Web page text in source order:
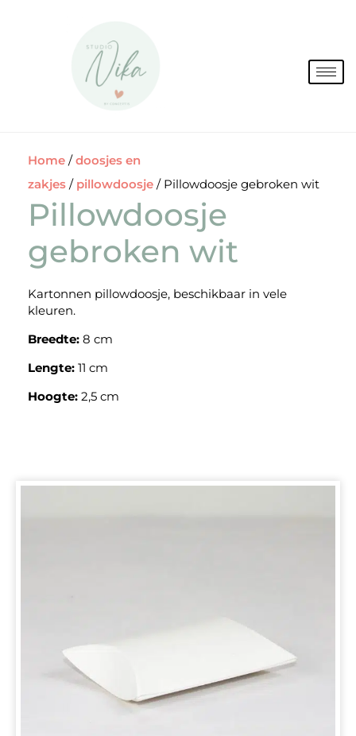
Home /doosjes en
zakjes / pillowdoosje / Pillowdoosje gebroken wit
Pillowdoosje
gebroken wit
Kartonnen pillowdoosje, beschikbaar in vele
kleuren.
Breedte: 8 cm
Lengte: 11 cm
Hoogte: 2,5 cm